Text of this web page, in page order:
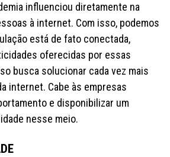
influenciou diretamente na
à internet. Com isso, podemos
está de fato conectada,
oferecidas por essas
busca solucionar cada vez mais
internet. Cabe às empresas
e disponibilizar um
nesse meio.